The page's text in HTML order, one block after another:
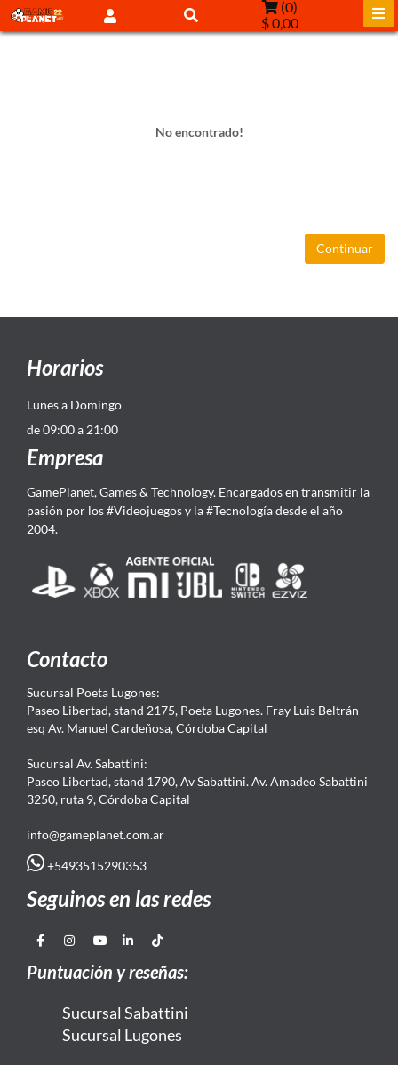
(0)
$ 0,00
No encontrado!
Continuar
Horarios
Lunes a Domingo
de 09:00 a 21:00
Empresa
GamePlanet, Games & Technology. Encargados en transmitir la
pasión por los #Videojuegos y la #Tecnología desde el año
2004.
Contacto
Sucursal Poeta Lugones:
Paseo Libertad, stand 2175, Poeta Lugones. Fray Luis Beltrán
esq Av. Manuel Cardeñosa, Córdoba Capital
Sucursal Av. Sabattini:
Paseo Libertad, stand 1790, Av Sabattini. Av. Amadeo Sabattini
3250, ruta 9, Córdoba Capital
info@gameplanet.com.ar
+5493515290353
Seguinos en las redes
Puntuación y reseñas:
Sucursal Sabattini
Sucursal Lugones